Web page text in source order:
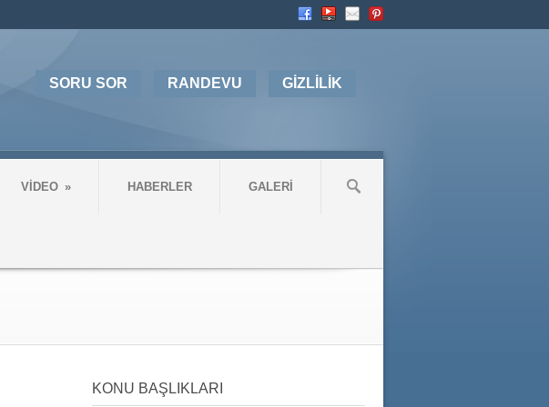
SORU SOR RANDEVU GİZLİLİK
VİDEO » HABERLER GALERİ
KONU BAŞLIKLARI